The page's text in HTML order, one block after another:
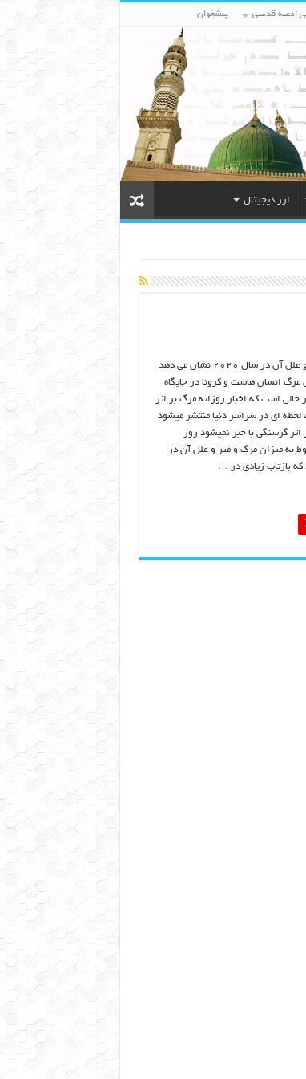
ادعیه قدسی پیشخوان
ارز دیجیتال
آمار میزان مرگ و میر و علل آن در سال ۲۰۲۰ نشان می دهد
انسان هاست و کرونا در جایگاه
است که اخبار روزانه مرگ بر اثر
لحظه ای در سراسر دنیا منتشر میشود
گرسنگی با خبر نمیشود روز
به میزان مرگ و میر و علل آن در